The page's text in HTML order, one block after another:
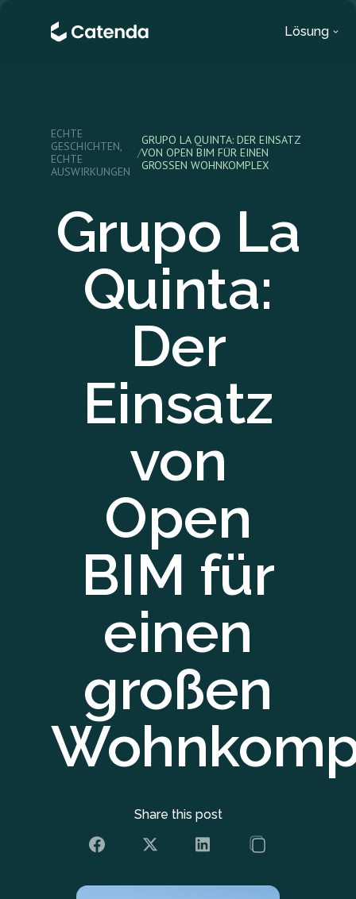
Lösung
ECHTE
GESCHICHTEN,
ECHTE
AUSWIRKUNGEN
/
GRUPO LA QUINTA: DER EINSATZ
VON OPEN BIM FÜR EINEN
GROSSEN WOHNKOMPLEX
Grupo La
Quinta:
Der
Einsatz
von
Open
BIM für
einen
großen
Share this post